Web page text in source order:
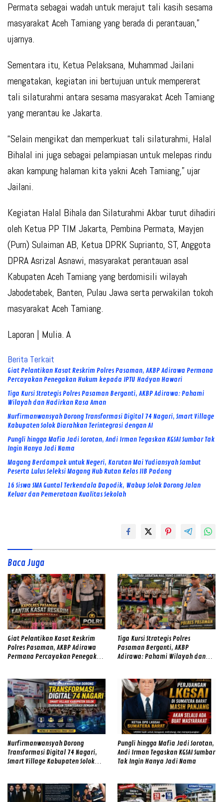
Permata sebagai wadah untuk merajut tali kasih sesama
masyarakat Aceh Tamiang yang berada di perantauan,”
ujarnya.
Sementara itu, Ketua Pelaksana, Muhammad Jailani
mengatakan, kegiatan ini bertujuan untuk mempererat
tali silaturahmi antara sesama masyarakat Aceh Tamiang
yang merantau ke Jakarta.
“Selain mengikat dan memperkuat tali silaturahmi, Halal
Bihalal ini juga sebagai pelampiasan untuk melepas rindu
akan kampung halaman kita yakni Aceh Tamiang,” ujar
Jailani.
Kegiatan Halal Bihala dan Silaturahmi Akbar turut dihadiri
oleh Ketua PP TIM Jakarta, Pembina Permata, Mayjen
(Purn) Sulaiman AB, Ketua DPRK Suprianto, ST, Anggota
DPRA Asrizal Asnawi, masyarakat perantauan asal
Kabupaten Aceh Tamiang yang berdomisili wilayah
Jabodetabek, Banten, Pulau Jawa serta perwakilan tokoh
masyarakat Aceh Tamiang.
Laporan | Mulia. A
Berita Terkait
Giat Pelantikan Kasat Reskrim Polres Pasaman, AKBP Adirawa Permana
Percayakan Penegakan Hukum kepada IPTU Hadyan Hawari
Tiga Kursi Strategis Polres Pasaman Berganti, AKBP Adirawa: Pahami
Wilayah dan Hadirkan Rasa Aman
Nurfirmanwansyah Dorong Transformasi Digital 74 Nagari, Smart Village
Kabupaten Solok Diarahkan Terintegrasi dengan AI
Pungli hingga Mafia Jadi Sorotan, Andi Irman Tegaskan KGSAI Sumbar Tak
Ingin Hanya Jadi Nama
Magang Berdampak untuk Negeri, Karutan Mai Yudiansyah Sambut
Peserta Lulus Seleksi Magang Hub Rutan Kelas IIB Padang
16 Siswa SMA Guntal Terkendala Dapodik, Wabup Solok Dorong Jalan
Keluar dan Pemerataan Kualitas Sekolah
Baca Juga
Giat Pelantikan Kasat Reskrim
Polres Pasaman, AKBP Adirawa
Permana Percayakan Penegakan
Tiga Kursi Strategis Polres
Pasaman Berganti, AKBP
Adirawa: Pahami Wilayah dan
Nurfirmanwansyah Dorong
Transformasi Digital 74 Nagari,
Smart Village Kabupaten Solok
Pungli hingga Mafia Jadi Sorotan,
Andi Irman Tegaskan KGSAI Sumbar
Tak Ingin Hanya Jadi Nama